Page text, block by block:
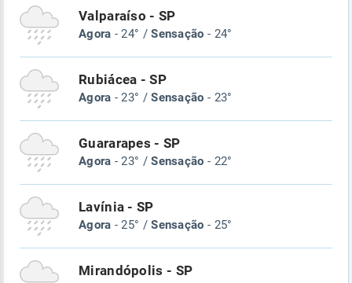
Valparaíso - SP
Agora - 24° /Sensação - 24°
Rubiácea - SP
Agora - 23° /Sensação - 23°
Guararapes - SP
Agora - 23° /Sensação - 22°
Lavínia - SP
Agora - 25° /Sensação - 25°
Mirandópolis - SP